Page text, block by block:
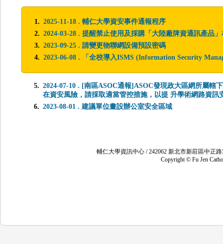
2025-11-18 . 輔仁大學資安事件通報程序
2024-03-28 . 提醒禁止使用及採購「大陸廠牌資通訊產品
2023-09-25 . 請變更物聯網設備預設密碼
2023-06-08 . 「全校導入ISMS (Information Security
2024-07-10 . [南區ASOC通報]ASOC發現政大區網所屬轄
在資安風險，請採取適當管控措施，以提 升學術網路資訊
2023-08-01 . 建議單位畫設辦公室安全區域
輔仁大學資訊中心 / 242062 新北市新莊區中正
Copyright © Fu Jen